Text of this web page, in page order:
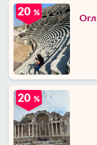
20 %
20 %